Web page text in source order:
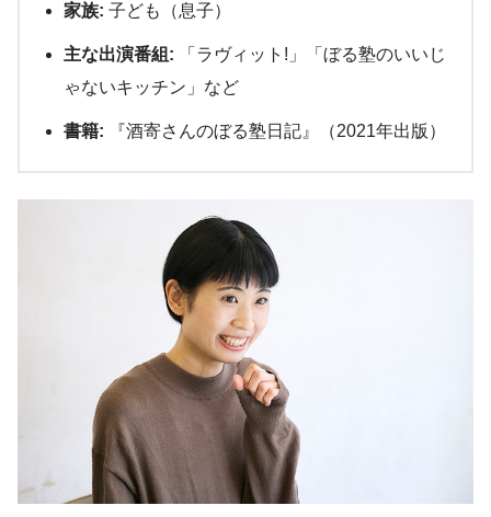
家族: 子ども（息子）
主な出演番組: 「ラヴィット!」「ぼる塾のいいじ
ゃないキッチン」など
書籍: 『酒寄さんのぼる塾日記』（2021年出版）